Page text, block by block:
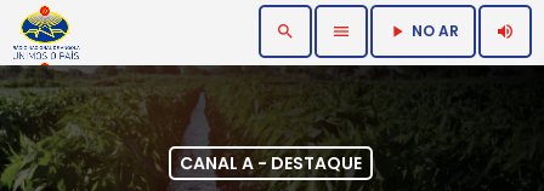
search menu play_arrow NO AR volume_up
CANAL A - DESTAQUE